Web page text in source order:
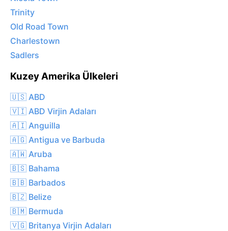
Trinity
Old Road Town
Charlestown
Sadlers
Kuzey Amerika Ülkeleri
🇺🇸 ABD
🇻🇮 ABD Virjin Adaları
🇦🇮 Anguilla
🇦🇬 Antigua ve Barbuda
🇦🇼 Aruba
🇧🇸 Bahama
🇧🇧 Barbados
🇧🇿 Belize
🇧🇲 Bermuda
🇻🇬 Britanya Virjin Adaları